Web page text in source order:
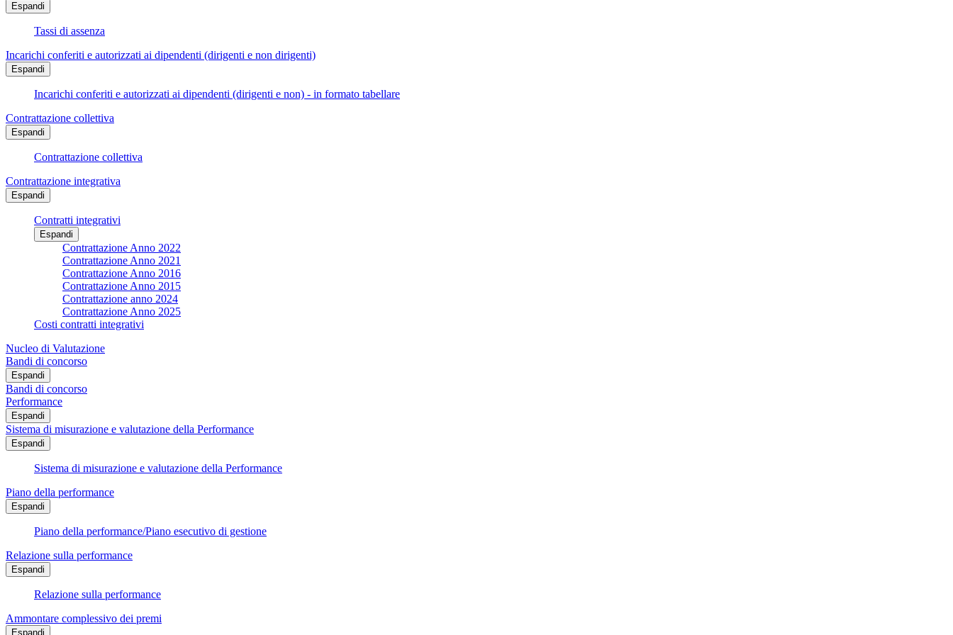
Espandi
Tassi di assenza
Incarichi conferiti e autorizzati ai dipendenti (dirigenti e non dirigenti)
Espandi
Incarichi conferiti e autorizzati ai dipendenti (dirigenti e non) - in formato tabellare
Contrattazione collettiva
Espandi
Contrattazione collettiva
Contrattazione integrativa
Espandi
Contratti integrativi
Espandi
Contrattazione Anno 2022
Contrattazione Anno 2021
Contrattazione Anno 2016
Contrattazione Anno 2015
Contrattazione anno 2024
Contrattazione Anno 2025
Costi contratti integrativi
Nucleo di Valutazione
Bandi di concorso
Espandi
Bandi di concorso
Performance
Espandi
Sistema di misurazione e valutazione della Performance
Espandi
Sistema di misurazione e valutazione della Performance
Piano della performance
Espandi
Piano della performance/Piano esecutivo di gestione
Relazione sulla performance
Espandi
Relazione sulla performance
Ammontare complessivo dei premi
Espandi